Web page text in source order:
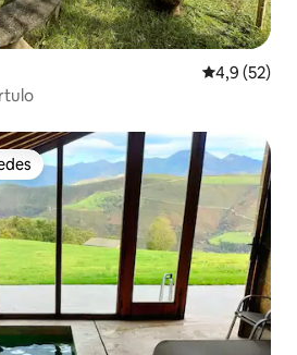
4,9 de uma
4,9 (52)
dos hóspedes